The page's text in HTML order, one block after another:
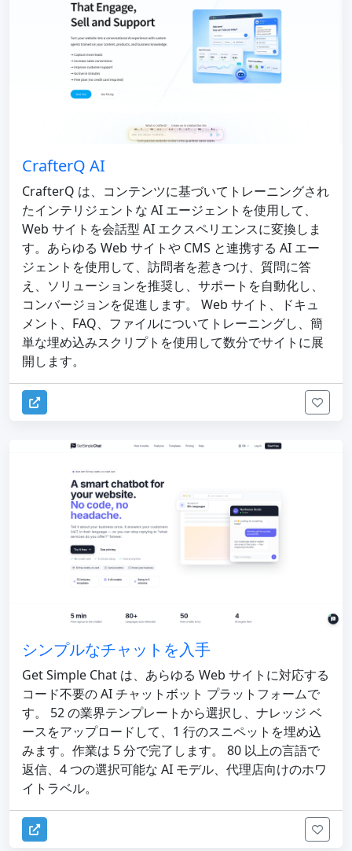
CrafterQ AI
CrafterQ は、コンテンツに基づいてトレーニングされ
たインテリジェントな AI エージェントを使用して、
Web サイトを会話型 AI エクスペリエンスに変換しま
す。あらゆる Web サイトや CMS と連携する AI エー
ジェントを使用して、訪問者を惹きつけ、質問に答
え、ソリューションを推奨し、サポートを自動化し、
コンバージョンを促進します。 Web サイト、ドキュ
メント、FAQ、ファイルについてトレーニングし、簡
単な埋め込みスクリプトを使用して数分でサイトに展
開します。
シンプルなチャットを入手
Get Simple Chat は、あらゆる Web サイトに対応する
コード不要の AI チャットボット プラットフォームで
す。 52 の業界テンプレートから選択し、ナレッジ ベ
ースをアップロードして、1 行のスニペットを埋め込
みます。作業は 5 分で完了します。 80 以上の言語で
返信、4 つの選択可能な AI モデル、代理店向けのホワ
イトラベル。